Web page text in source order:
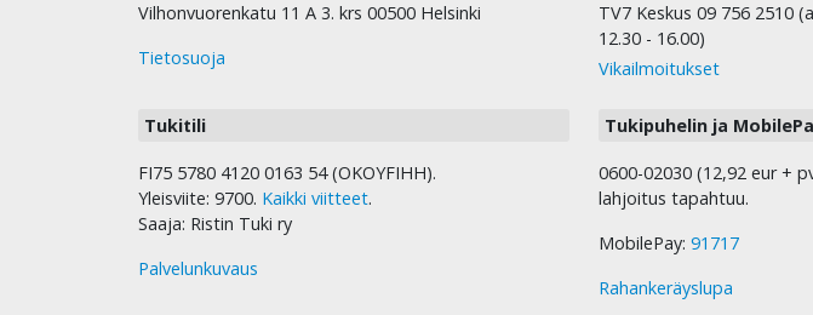
Vilhonvuorenkatu 11 A 3. krs 00500 Helsinki
Tietosuoja
TV7 Keskus 09 756 2510
12.30 - 16.00)
Vikailmoitukset
Tukitili
FI75 5780 4120 0163 54 (OKOYFIHH).
Yleisviite: 9700. Kaikki viitteet.
Saaja: Ristin Tuki ry
Palvelunkuvaus
Tukipuhelin ja
0600-02030 (12,92 eur +
lahjoitus tapahtuu.
MobilePay: 91717
Rahankeräyslupa